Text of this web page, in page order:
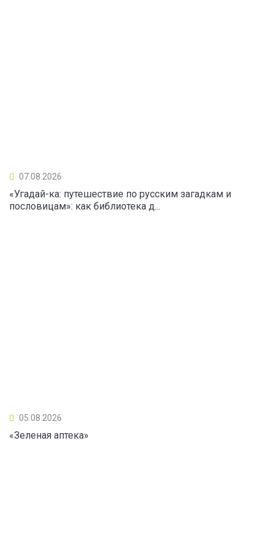
07.08.2026
«Угадай-ка: путешествие по русским загадкам и
пословицам»: как библиотека д...
05.08.2026
«Зеленая аптека»